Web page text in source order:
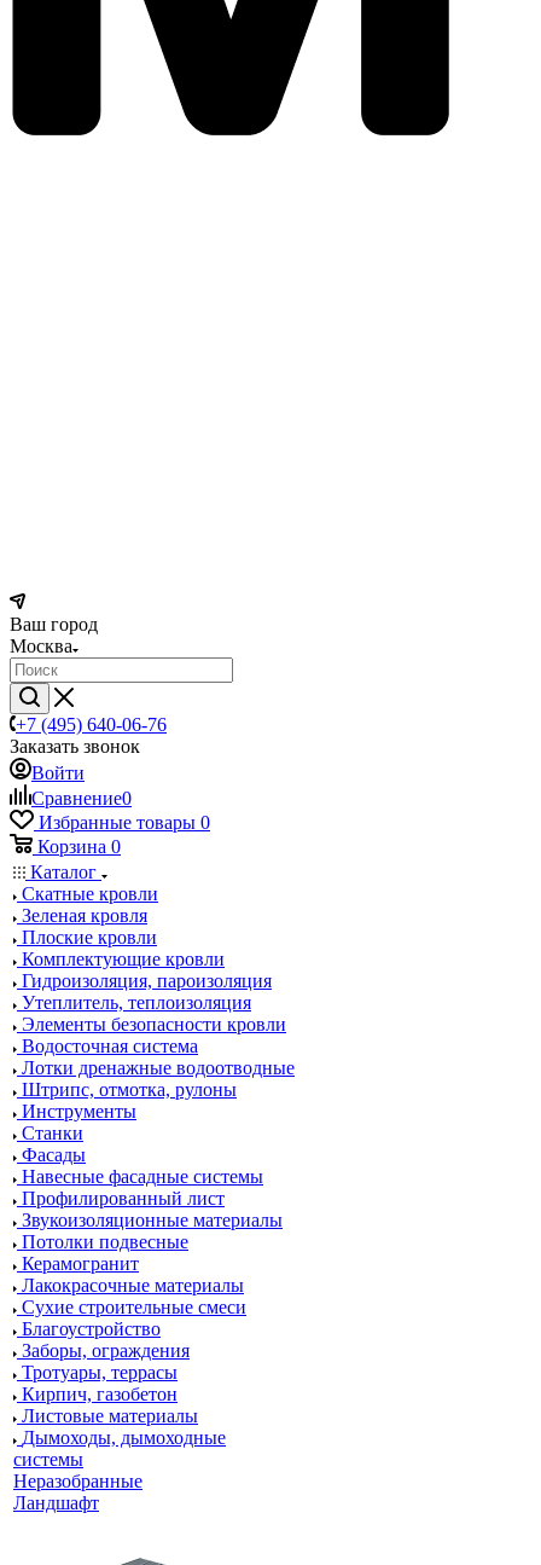
Ваш город
Москва
+7 (495) 640-06-76
Заказать звонок
Войти
Сравнение0
Избранные товары 0
Корзина 0
Каталог
Скатные кровли
Зеленая кровля
Плоские кровли
Комплектующие кровли
Гидроизоляция, пароизоляция
Утеплитель, теплоизоляция
Элементы безопасности кровли
Водосточная система
Лотки дренажные водоотводные
Штрипс, отмотка, рулоны
Инструменты
Станки
Фасады
Навесные фасадные системы
Профилированный лист
Звукоизоляционные материалы
Потолки подвесные
Керамогранит
Лакокрасочные материалы
Сухие строительные смеси
Благоустройство
Заборы, ограждения
Тротуары, террасы
Кирпич, газобетон
Листовые материалы
Дымоходы, дымоходные
системы
Неразобранные
Ландшафт